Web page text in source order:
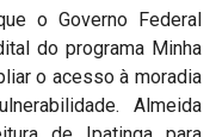
o Governo Federal
do programa Minha
o acesso à moradia
Almeida